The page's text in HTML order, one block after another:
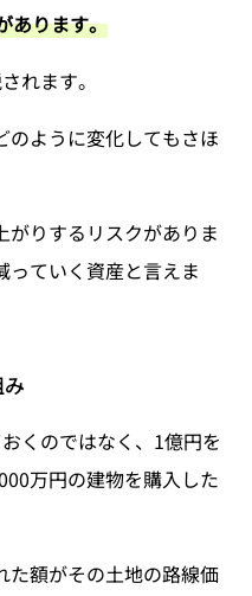
あります。
れます。
のように変化してもさほ
りするリスクがありま
っていく資産と言えま
くのではなく、1億円を
万円の建物を購入した
た額がその土地の路線価